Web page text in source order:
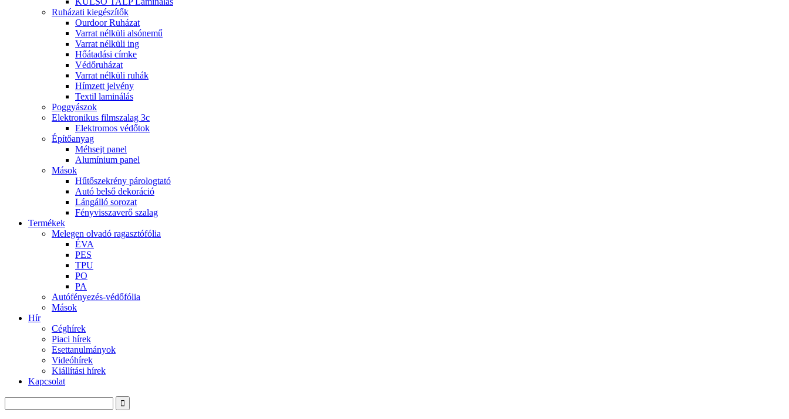
Ruházati kiegészítők
Ourdoor Ruházat
Varrat nélküli alsónemű
Varrat nélküli ing
Hőátadási címke
Védőruházat
Varrat nélküli ruhák
Hímzett jelvény
Textil laminálás
Poggyászok
Elektronikus filmszalag 3c
Elektromos védőtok
Építőanyag
Méhsejt panel
Alumínium panel
Mások
Hűtőszekrény párologtató
Autó belső dekoráció
Lángálló sorozat
Fényvisszaverő szalag
Termékek
Melegen olvadó ragasztófólia
ÉVA
PES
TPU
PO
PA
Autófényezés-védőfólia
Mások
Hír
Céghírek
Piaci hírek
Esettanulmányok
Videóhírek
Kiállítási hírek
Kapcsolat